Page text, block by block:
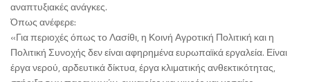
αναπτυξιακές ανάγκες.
Όπως ανέφερε:
«Για περιοχές όπως το Λασίθι, η Κοινή Αγροτική Πολιτική και η
Πολιτική Συνοχής δεν είναι αφηρημένα ευρωπαϊκά εργαλεία. Είναι
έργα νερού, αρδευτικά δίκτυα, έργα κλιματικής ανθεκτικότητας,